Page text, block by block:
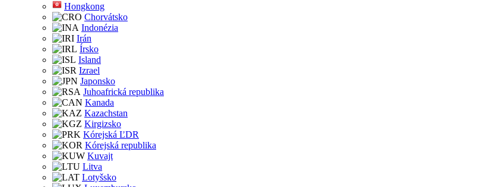
Hongkong
Chorvátsko
Indonézia
Irán
Írsko
Island
Izrael
Japonsko
Juhoafrická republika
Kanada
Kazachstan
Kirgizsko
Kórejská ĽDR
Kórejská republika
Kuvajt
Litva
Lotyšsko